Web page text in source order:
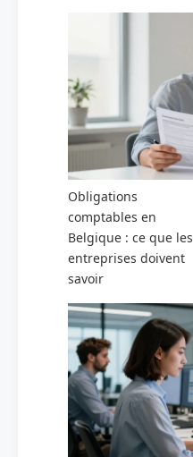
Obligations
comptables en
Belgique : ce que les
entreprises doivent
savoir